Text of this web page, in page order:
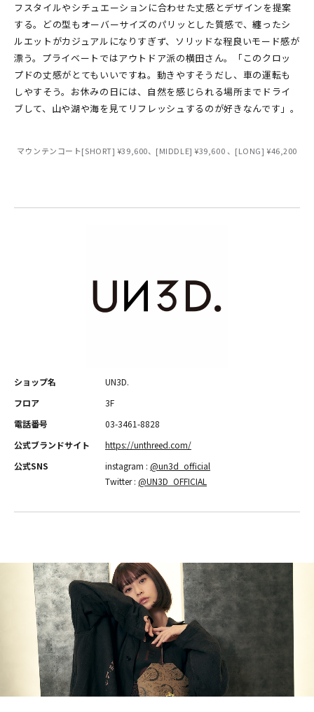
フスタイルやシチュエーションに合わせた丈感とデザインを提案
する。どの型もオーバーサイズのパリッとした質感で、纏ったシ
ルエットがカジュアルになりすぎず、ソリッドな程良いモード感が
漂う。プライベートではアウトドア派の横田さん。「このクロッ
プドの丈感がとてもいいですね。動きやすそうだし、車の運転も
しやすそう。お休みの日には、自然を感じられる場所までドライ
ブして、山や湖や海を見てリフレッシュするのが好きなんです」。
マウンテンコート[SHORT] ¥39,600、[MIDDLE] ¥39,600 、[LONG] ¥46,200
ショップ名
UN3D.
フロア
3F
電話番号
03-3461-8828
公式ブランドサイト
https://unthreed.com/
公式SNS
instagram : @un3d_official
Twitter : @UN3D_OFFICIAL